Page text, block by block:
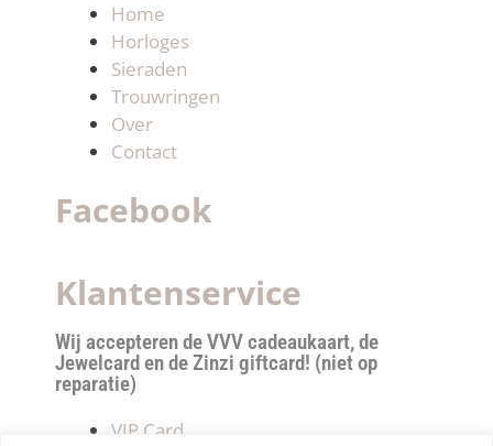
Home
Horloges
Sieraden
Trouwringen
Over
Contact
Facebook
Klantenservice
Wij accepteren de VVV cadeaukaart, de
Jewelcard en de Zinzi giftcard! (niet op
reparatie)
VIP Card